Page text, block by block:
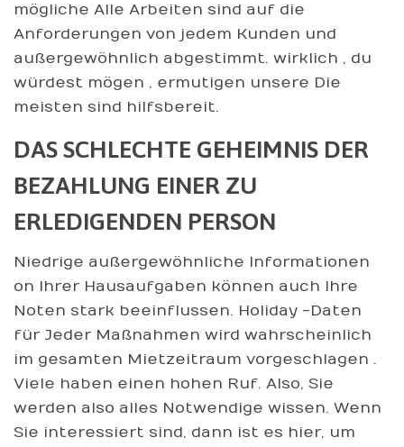
mögliche Alle Arbeiten sind auf die
Anforderungen von jedem Kunden und
außergewöhnlich abgestimmt. wirklich , du
würdest mögen , ermutigen unsere Die
meisten sind hilfsbereit.
DAS SCHLECHTE GEHEIMNIS DER
BEZAHLUNG EINER ZU
ERLEDIGENDEN PERSON
Niedrige außergewöhnliche Informationen
on Ihrer Hausaufgaben können auch Ihre
Noten stark beeinflussen. Holiday -Daten
für Jeder Maßnahmen wird wahrscheinlich
im gesamten Mietzeitraum vorgeschlagen .
Viele haben einen hohen Ruf. Also, Sie
werden also alles Notwendige wissen. Wenn
Sie interessiert sind, dann ist es hier, um